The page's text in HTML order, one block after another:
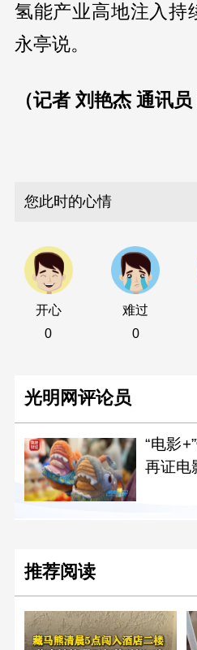
氢能产业高地注入持
永亭说。
（记者 刘艳杰 通讯员
您此时的心情
开心
0
难过
0
光明网评论员
“电影
再证电
推荐阅读